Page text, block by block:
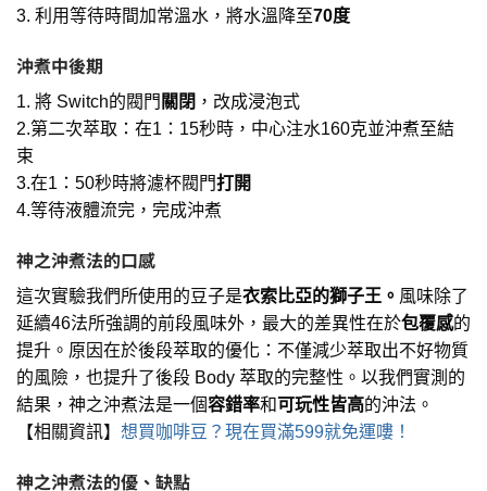
3. 利用等待時間加常溫水，將水溫降至70度
沖煮中後期
1. 將 Switch的閥門 關閉 ，改成浸泡式
2.第二次萃取：在1：15秒時，中心注水160克並沖煮至結
束
3.在1：50秒時將濾杯閥門打開
4.等待液體流完，完成沖煮
神之沖煮法的口感
這次實驗我們所使用的豆子是衣索比亞的獅子王。 風味除了
延續46法所強調的前段風味外，最大的差異性在於包覆感的
提升。原因在於後段萃取的優化：不僅減少萃取出不好物質
的風險，也提升了後段 Body 萃取的完整性。以我們實測的
結果，神之沖煮法是一個容錯率和可玩性皆高的沖法。
【相關資訊】 想買咖啡豆？現在買滿599就免運嘍！
神之沖煮法的優、缺點